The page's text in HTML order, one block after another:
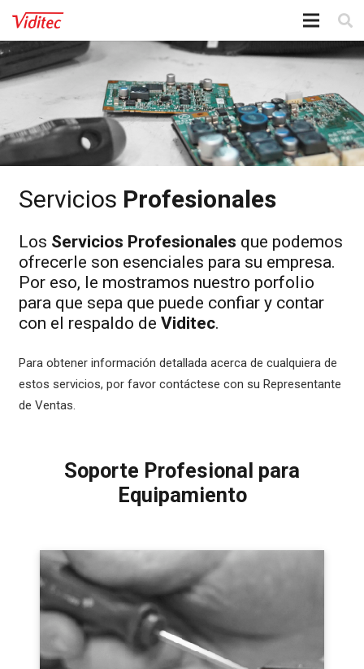
Servicios Profesionales
Los Servicios Profesionales que podemos
ofrecerle son esenciales para su empresa.
Por eso, le mostramos nuestro porfolio
para que sepa que puede confiar y contar
con el respaldo de Viditec.
Para obtener información detallada acerca de cualquiera de
estos servicios, por favor contáctese con su Representante
de Ventas.
Soporte Profesional para
Equipamiento